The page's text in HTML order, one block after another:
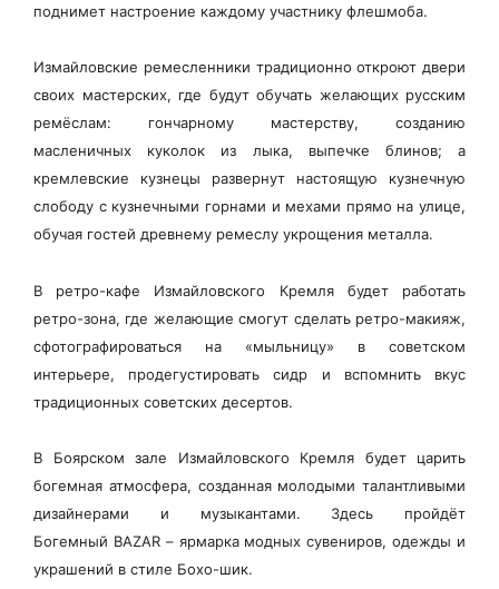
поднимет настроение каждому участнику флешмоба.
Измайловские ремесленники традиционно откроют двери
своих мастерских, где будут обучать желающих русским
ремёслам: гончарному мастерству, созданию
масленичных куколок из лыка, выпечке блинов; а
кремлевские кузнецы развернут настоящую кузнечную
слободу с кузнечными горнами и мехами прямо на улице,
обучая гостей древнему ремеслу укрощения металла.
В ретро-кафе Измайловского Кремля будет работать
ретро-зона, где желающие смогут сделать ретро-макияж,
сфотографироваться на «мыльницу» в советском
интерьере, продегустировать сидр и вспомнить вкус
традиционных советских десертов.
В Боярском зале Измайловского Кремля будет царить
богемная атмосфера, созданная молодыми талантливыми
дизайнерами и музыкантами. Здесь пройдёт
Богемный BAZAR– ярмарка модных сувениров, одежды и
украшений в стиле Бохо-шик.